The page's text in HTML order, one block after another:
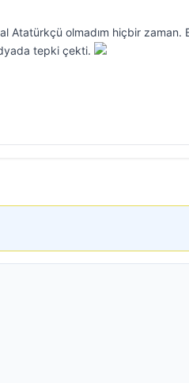
Atatürkçü olmadım hiçbir zaman.
tepki çekti.